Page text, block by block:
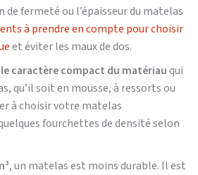
fermeté ou l’épaisseur du matelas
à prendre en compte pour choisir
et éviter les maux de dos.
le caractère compact du matériauqui
qu’il soit en mousse, à ressorts ou
à choisir votre matelas
fourchettes de densité selon
, un matelas est moins durable. Il est